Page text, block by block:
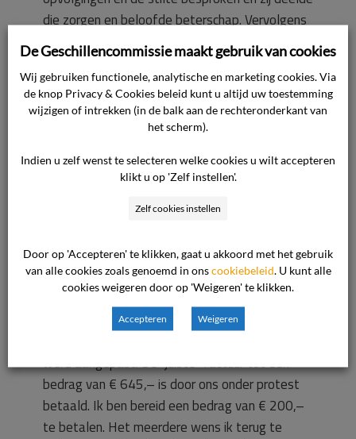
die zorgen en beloofde beterschap. Vervolgens
vernamen wij echter drie maanden lang niets
van haar. Vervolgens kwam in het eerste
kwartaal van 2011 het bericht dat zij al
zeven weken uit de running was. In totaal
hebben we met haar tussen
maal contact gehad. Eind juni deelde zij mee dat
wederom een andere makelaar zou worden
plaatselijke makelaar in te schakelen. Hierop
hebben wij besloten om inderdaad met een
plaatselijke makelaar verder te gaan. Na
intrekking kregen wij eerst een factuur tot een
werd aangepast. De “juiste” factuur tot een
bedrag van € 645,– is door ons onder protest
betaald. Ik ben bereid een bedrag van € 200,–
te betalen. Het meerdere wens ik terug te
De Geschillencommissie maakt gebruik van cookies
Wij gebruiken functionele, analytische en marketing cookies. Via
de knop Privacy & Cookies beleid kunt u altijd uw toestemming
wijzigen of intrekken (in de balk aan de rechteronderkant van
het scherm).
Indien u zelf wenst te selecteren welke cookies u wilt accepteren
klikt u op 'Zelf instellen'.
Zelf cookies instellen
Door op 'Accepteren' te klikken, gaat u akkoord met het gebruik
van alle cookies zoals genoemd in onscookiebeleid. U kunt alle
cookies weigeren door op 'Weigeren' te klikken.
Accepteren Weigeren